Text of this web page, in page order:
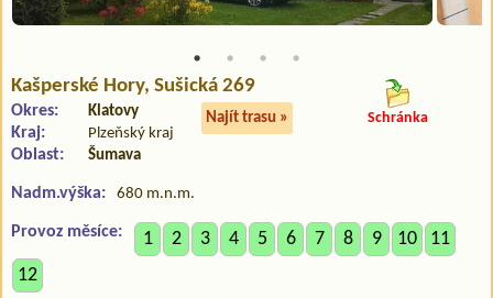
Kašperské Hory, Sušická 269
Najít trasu »
Okres: Klatovy
Kraj: Plzeňský kraj
Oblast: Šumava
Nadm.výška: 680 m.n.m.
Schránka
Provoz měsíce: 1 2 3 4 5 6 7 8 9 10
11
12